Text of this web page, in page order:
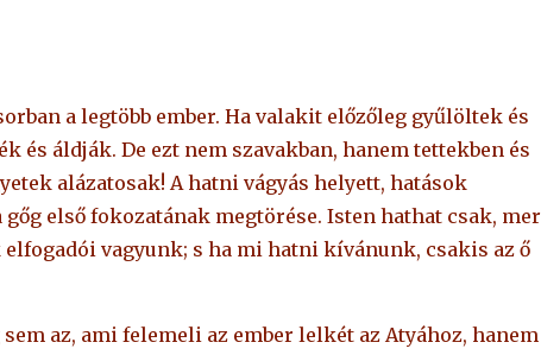
a legtöbb ember. Ha valakit előzőleg gyűlöltek és
és áldják. De ezt nem szavakban, hanem tettekben és
alázatosak! A hatni vágyás helyett, hatások
első fokozatának megtörése. Isten hathat csak,
vagyunk; s ha mi hatni kívánunk, csakis az ő
az, ami felemeli az ember lelkét az Atyához, hanem